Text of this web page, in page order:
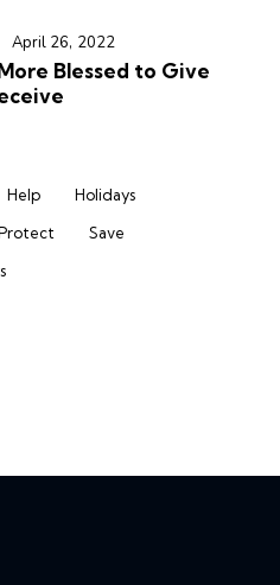
April 26, 2022
Blessed to Give
Help
Holidays
Save